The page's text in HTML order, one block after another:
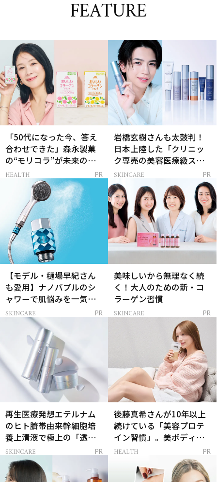
FEATURE
「50代になった今、答え
合わせできた」森永製菓
の“モリコラ”が未来のキ
レイを連れてくる！
HEALTH PR
岩橋玄樹さんも太鼓判！
日本上陸した「クリニッ
ク専売の美容医療級スキ
ンケア」
SKINCARE PR
【モデル・樋場早紀さん
も愛用】ナノバブルのシ
ャワーで肌悩みを一気に
解決
SKINCARE PR
美味しいから無理なく続
く！大人のための新・コ
ラーゲン習慣
SKINCARE PR
再生医療発想エテルナム
のヒト臍帯由来幹細胞培
養上清液で極上の「透明
感ハリ肌」へ
SKINCARE PR
後藤真希さんが10年以上
続けている「美容プロテ
イン習慣」。美ボディを
支える朝ルーティンと
HEALTH PR